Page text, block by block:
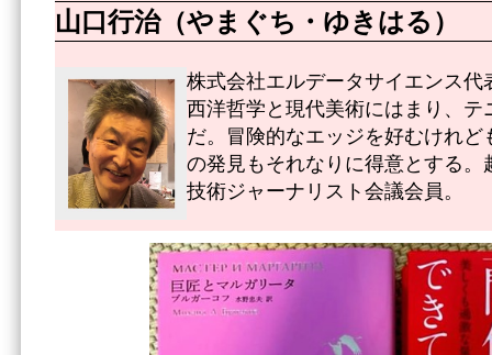
山口行治（やまぐち・ゆきはる）
株式会社エルデータサイエンス
西洋哲学と現代美術にはまり、テ
だ。冒険的なエッジを好むけれ
の発見もそれなりに得意とする
技術ジャーナリスト会議会員。